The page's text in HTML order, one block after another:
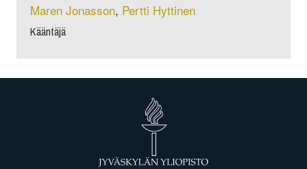
Maren Jonasson, Pertti Hyttinen
Kääntäjä